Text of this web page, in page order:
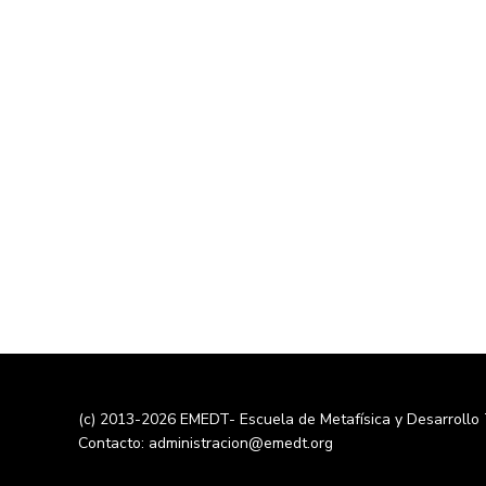
(c) 2013-2026 EMEDT- Escuela de Metafísica y
Contacto: administracion@emedt.org